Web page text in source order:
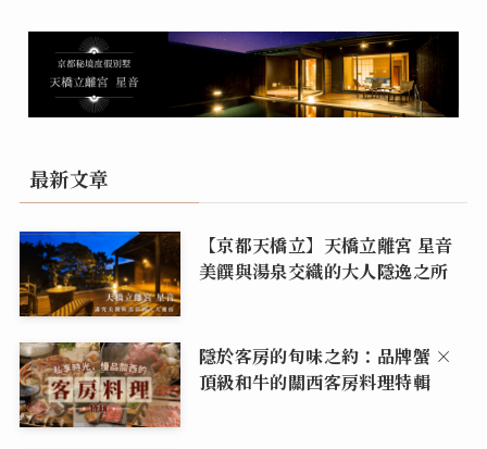
最新文章
【京都天橋立】天橋立離宮 星音
美饌與湯泉交織的大人隱逸之所
隱於客房的旬味之約：品牌蟹 ×
頂級和牛的關西客房料理特輯